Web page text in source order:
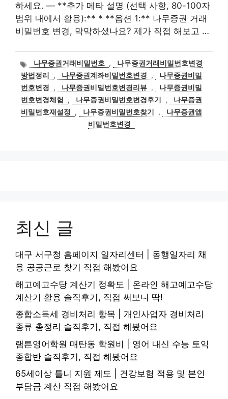
하세요. — **추가 메타 설명 (선택 사항, 80-100자
범위 내에서 활용):** * **옵션 1:** 나무증권 거래
비밀번호 변경, 막막하셨나요? 제가 직접 해보고 …
태
그
나무증권거래비밀번호 ,
나무증권거래비밀번호변경
방법정리
, 나무증권계좌비밀번호변경 ,
나무증권비밀
번호변경
, 나무증권비밀번호변경리뷰 ,
나무증권비밀
번호변경체험
, 나무증권비밀번호변경후기 ,
나무증권
비밀번호재설정
, 나무증권비밀번호찾기 ,
나무증권앱
비밀번호변경
최신 글
대구 서구청 홈페이지 일자리센터 | 동행일자리 채
용 공공근로 찾기 직접 해봤어요
해고예고수당 계산기 정확도 | 온라인 해고예고수당
계산기 활용 솔직후기, 직접 써보니 딱!
종합소득세 경비처리 항목 | 개인사업자 경비처리
종류 총정리 솔직후기, 직접 해봤어요
램튼영어학원 매탄동 학원비 | 영어 내신 수능 토익
종합반 솔직후기, 직접 해봤어요
65세이상 틀니 지원 제도 | 건강보험 적용 및 본인
부담금 계산 직접 해봤어요